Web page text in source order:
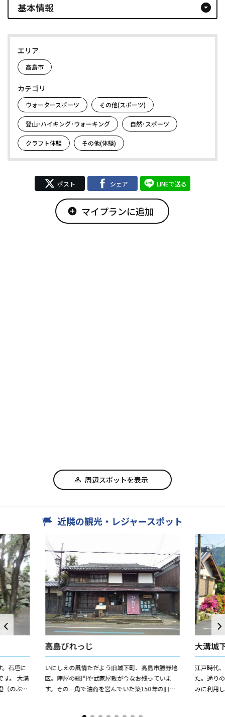
基本情報 arrow_drop_down_circle
エリア
高島市
カテゴリ
ウォータースポーツ その他(スポーツ)
登山･ハイキング･ウォーキング 自然･スポーツ
クラフト体験 その他(体験)
ポスト シェア LINEで送る
add_circle マイプランに追加
周辺スポットを表示
近隣の観光・レジャースポット
石垣に
す。 大溝
（のぶす
高島びれっじ
いにしえの風情ただよう旧城下町、高島市勝野地
区。陣屋の総門や武家屋敷が今なお残っていま
す。その一角で油商を営んでいた築150年の旧商
大溝城
江戸時代
た。通り
みに利用